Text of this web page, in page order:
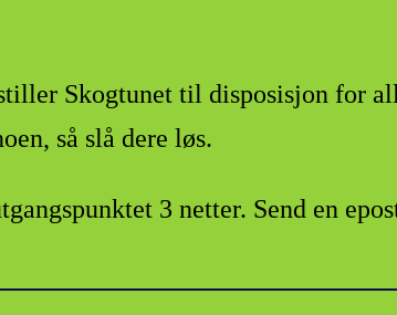
Skogtunet til disposisjon for
så slå dere løs.
3 netter. Send en